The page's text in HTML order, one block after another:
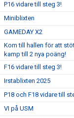
P16 vidare till steg 3!
Miniblixten
GAMEDAY X2
Kom till hallen för att
kamp till 2 nya poäng!
F16 vidare till steg 3!
Irstablixten 2025
P18 och F18 vidare till
VI på USM